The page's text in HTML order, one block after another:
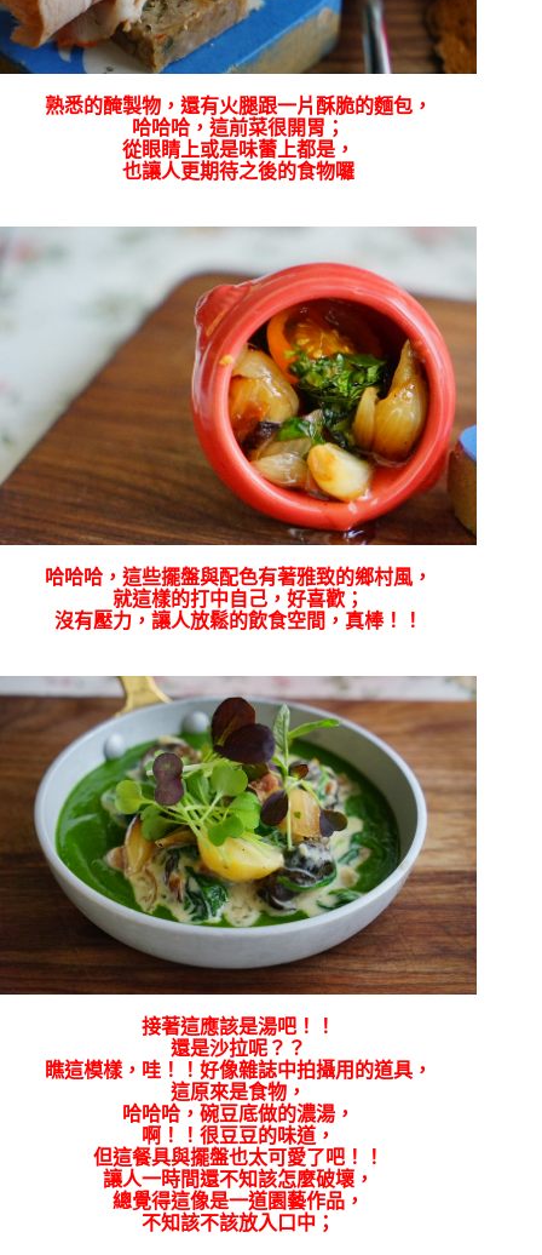
熟悉的醃製物，還有火腿跟一片酥脆的麵包，
哈哈哈，這前菜很開胃；
從眼睛上或是味蕾上都是，
也讓人更期待之後的食物囉
哈哈哈，這些擺盤與配色有著雅致的鄉村風，
就這樣的打中自己，好喜歡；
沒有壓力，讓人放鬆的飲食空間，真棒！！
接著這應該是湯吧！！
還是沙拉呢？？
瞧這模樣，哇！！好像雜誌中拍攝用的道具，
這原來是食物，
哈哈哈，碗豆底做的濃湯，
啊！！很豆豆的味道，
但這餐具與擺盤也太可愛了吧！！
讓人一時間還不知該怎麼破壞，
總覺得這像是一道園藝作品，
不知該不該放入口中；